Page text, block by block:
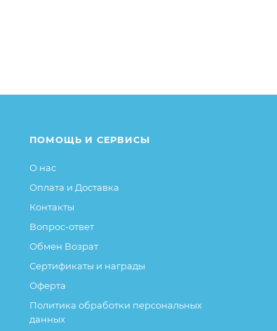
ПОМОЩЬ И СЕРВИСЫ
О нас
Оплата и Доставка
Контакты
Вопрос-ответ
Обмен Возрат
Сертификаты и награды
Оферта
Политика обработки персональных
данных